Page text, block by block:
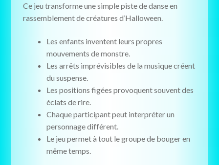
Ce jeu transforme une simple piste de danse en
rassemblement de créatures d’Halloween.
Les enfants inventent leurs propres
mouvements de monstre.
Les arrêts imprévisibles de la musique créent
du suspense.
Les positions figées provoquent souvent des
éclats de rire.
Chaque participant peut interpréter un
personnage différent.
Le jeu permet à tout le groupe de bouger en
même temps.